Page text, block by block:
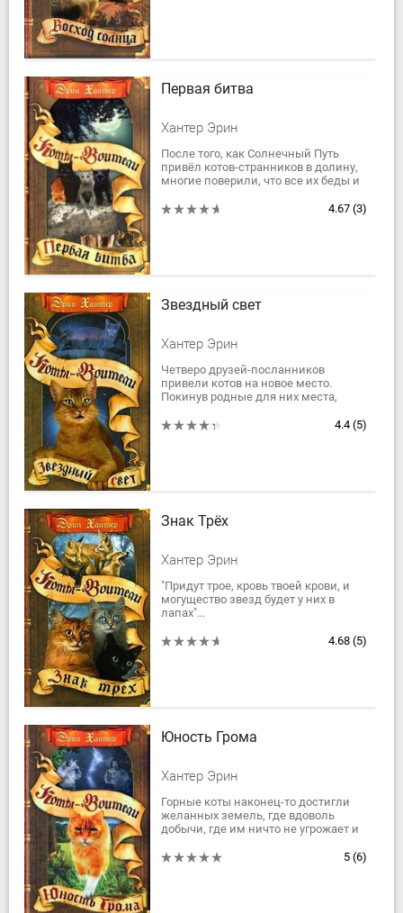
Первая битва
Хантер Эрин
После того, как Солнечный Путь
привёл котов-странников в долину,
многие поверили, что все их беды и
Призраки голодной смерти
4.67 (3)
Звездный свет
Хантер Эрин
Четверо друзей-посланников
привели котов на новое место.
Покинув родные для них места,
трудный путь, перенесли много4.4 (5)
Знак Трёх
Хантер Эрин
"Придут трое, кровь твоей крови, и
могущество звезд будет у них в
лапах"...
Грозового племени на новой
4.68 (5)
Юность Грома
Хантер Эрин
Горные коты наконец-то достигли
желанных земель, где вдоволь
добычи, где им ничто не угрожает и
проявить свои способности. Но
5 (6)